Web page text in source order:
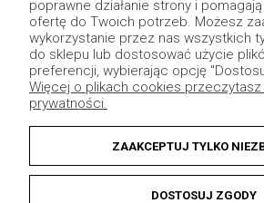
Moje konto
Pozostałe
poprawne działanie strony i
ofertę do Twoich potrzeb. Możesz
wykorzystanie przez nas wszystkich
do sklepu lub dostosować użycie
preferencji, wybierając opcję
Więcej o plikach cookies
prywatności.
ZAAKCEPTUJ TYLKO
DOSTOSUJ ZGODY